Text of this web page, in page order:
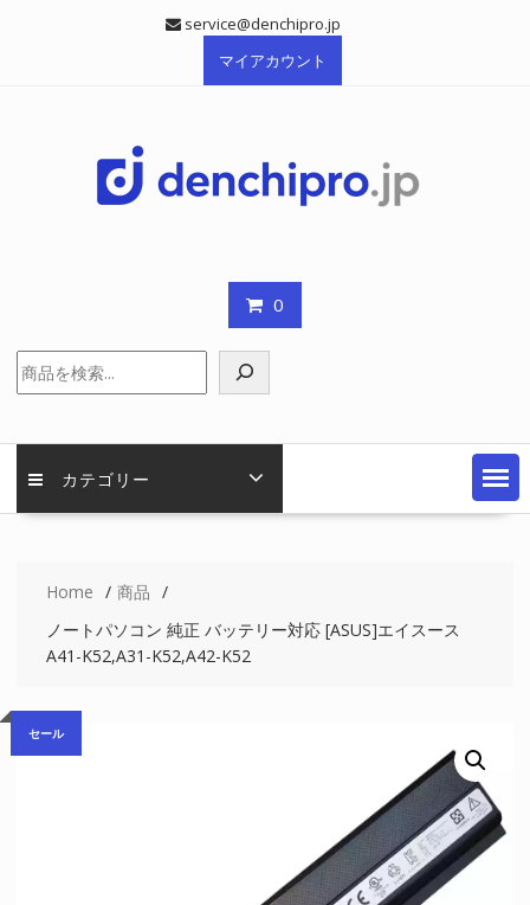
service@denchipro.jp
マイアカウント
0
索
カテゴリー
Home
商品
ノートパソコン 純正 バッテリー対応 [ASUS]エイスース
A41-K52,A31-K52,A42-K52
セール